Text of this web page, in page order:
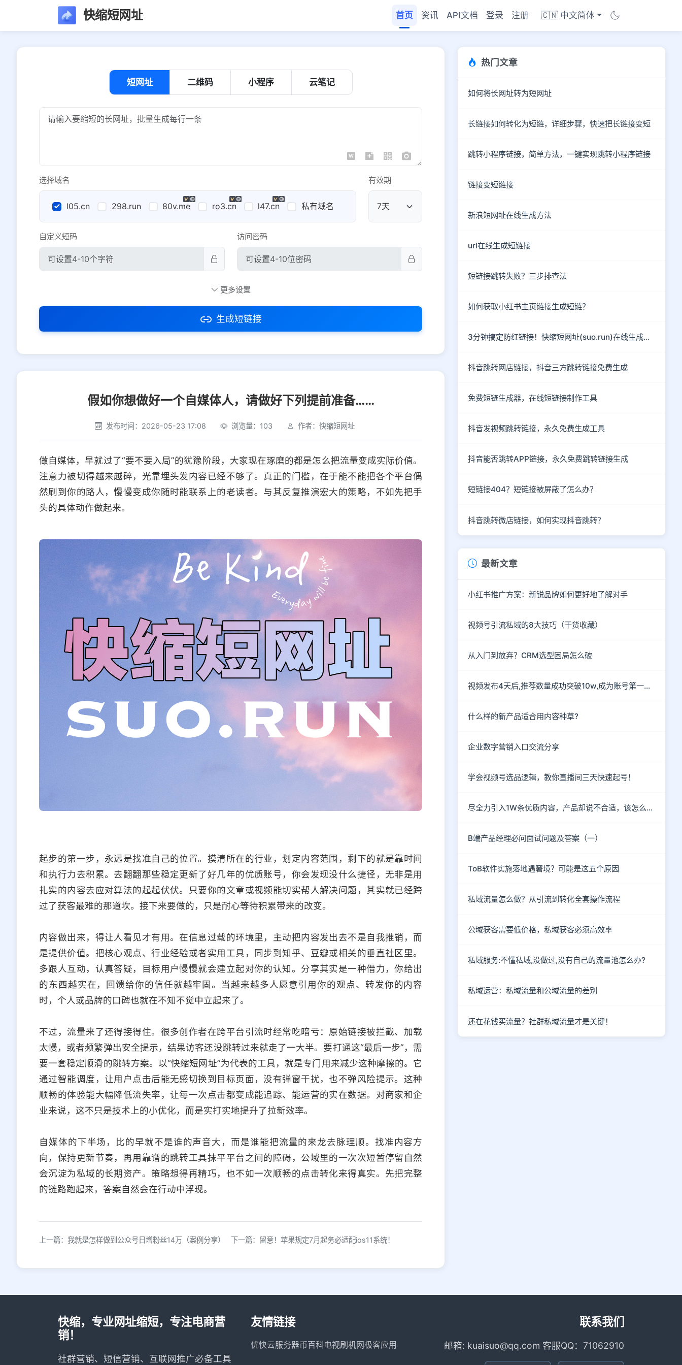
快缩短网址 首页 资讯 API文档 登录 注册 🇨🇳 中文简体
短网址 二维码 小程序 云笔记
选择域名
l05.cn 298.run 80v.me ro3.cn l47.cn 私有域名 公共域名
有效期
自定义短码 访问密码
社交平台 电商平台
选择防红平台类型，避免链接被拦截
平台设置
iOS Android PC 其他
更多设置
生成短链接
假如你想做好一个自媒体人，请做好下列提前准备……
发布时间：2026-05-23 17:08 浏览量：103 作者：快缩短网址
做自媒体，早就过了“要不要入局”的犹豫阶段，大家现在琢磨的都是怎么把流量变成实际价值。
注意力被切得越来越碎，光靠埋头发内容已经不够了。真正的门槛，在于能不能把各个平台偶
然刷到你的路人，慢慢变成你随时能联系上的老读者。与其反复推演宏大的策略，不如先把手
头的具体动作做起来。
起步的第一步，永远是找准自己的位置。摸清所在的行业，划定内容范围，剩下的就是靠时间
和执行力去积累。去翻翻那些稳定更新了好几年的优质账号，你会发现没什么捷径，无非是用
扎实的内容去应对算法的起起伏伏。只要你的文章或视频能切实帮人解决问题，其实就已经跨
过了获客最难的那道坎。接下来要做的，只是耐心等待积累带来的改变。
内容做出来，得让人看见才有用。在信息过载的环境里，主动把内容发出去不是自我推销，而
是提供价值。把核心观点、行业经验或者实用工具，同步到知乎、豆瓣或相关的垂直社区里。
多跟人互动，认真答疑，目标用户慢慢就会建立起对你的认知。分享其实是一种借力，你给出
的东西越实在，回馈给你的信任就越牢固。当越来越多人愿意引用你的观点、转发你的内容
时，个人或品牌的口碑也就在不知不觉中立起来了。
不过，流量来了还得接得住。很多创作者在跨平台引流时经常吃暗亏：原始链接被拦截、加载
太慢，或者频繁弹出安全提示，结果访客还没跳转过来就走了一大半。要打通这“最后一步”，需
要一套稳定顺滑的跳转方案。以“快缩短网址”为代表的工具，就是专门用来减少这种摩擦的。它
通过智能调度，让用户点击后能无感切换到目标页面，没有弹窗干扰，也不弹风险提示。这种
顺畅的体验能大幅降低流失率，让每一次点击都变成能追踪、能运营的实在数据。对商家和企
业来说，这不只是技术上的小优化，而是实打实地提升了拉新效率。
自媒体的下半场，比的早就不是谁的声音大，而是谁能把流量的来龙去脉理顺。找准内容方
向，保持更新节奏，再用靠谱的跳转工具抹平平台之间的障碍，公域里的一次次短暂停留自然
会沉淀为私域的长期资产。策略想得再精巧，也不如一次顺畅的点击转化来得真实。先把完整
的链路跑起来，答案自然会在行动中浮现。
上一篇：我就是怎样做到公众号日增粉丝14万（案例分享） 下一篇：留意！苹果规定7月起务必适配ios11系统！
热门文章
如何将长网址转为短网址
长链接如何转化为短链，详细步骤，快速把长链接变短
跳转小程序链接，简单方法，一键实现跳转小程序链接
链接变短链接
新浪短网址在线生成方法
url在线生成短链接
短链接跳转失败？三步排查法
如何获取小红书主页链接生成短链？
3分钟搞定防红链接！快缩短网址(suo.run)在线生成指南
抖音跳转网店链接，抖音三方跳转链接免费生成
免费短链生成器，在线短链接制作工具
抖音发视频跳转链接，永久免费生成工具
抖音能否跳转APP链接，永久免费跳转链接生成
短链接404？短链接被屏蔽了怎么办？
抖音跳转微店链接，如何实现抖音跳转？
最新文章
小红书推广方案：新锐品牌如何更好地了解对手
视频号引流私域的8大技巧（干货收藏）
从入门到放弃？CRM选型困局怎么破
视频发布4天后,推荐数量成功突破10w,成为账号第一部爆款作
什么样的新产品适合用内容种草?
企业数字营销入口交流分享
学会视频号选品逻辑，教你直播间三天快速起号！
尽全力引入1W条优质内容，产品却说不合适，该怎么破？
B端产品经理必问面试问题及答案（一）
ToB软件实施落地遇窘境？可能是这五个原因
私域流量怎么做？从引流到转化全套操作流程
公域获客需要低价格，私域获客必须高效率
私域服务:不懂私域,没做过,没有自己的流量池怎么办?
私域运营：私域流量和公域流量的差别
还在花钱买流量？社群私域流量才是关键！
快缩，专业网址缩短，专注电商营
销！
社群营销、短信营销、互联网推广必备工具
友情链接
优快云服务器币百科电视刷机网极客应用
联系我们
邮箱: kuaisuo@qq.com 客服QQ：71062910